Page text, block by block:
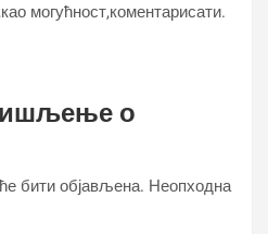
могућност,коментарисати.
о
бити објављена. Неопходна